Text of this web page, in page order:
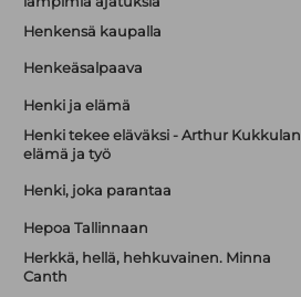
Henkensä kaupalla
Henkeäsalpaava
Henki ja elämä
Henki tekee eläväksi - Arthur Kukkulan
elämä ja työ
Henki, joka parantaa
Hepoa Tallinnaan
Herkkä, hellä, hehkuvainen. Minna
Canth